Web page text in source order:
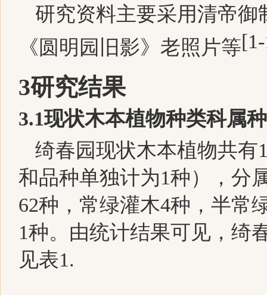
研究资料主要采用清帝
《圆明园旧影》老照片等[
3研究结果
3.1现状木本植物种类科属
绮春园现状木本植物共有
和品种单独计为1种），分
62种，常绿灌木4种，半常
1种。由统计结果可见，绮
见表1.